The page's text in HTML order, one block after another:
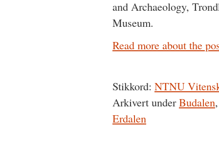
and Archaeology,
Museum.
Read more about the
Stikkord: NTNU
Arkivert underBudalen
Erdalen